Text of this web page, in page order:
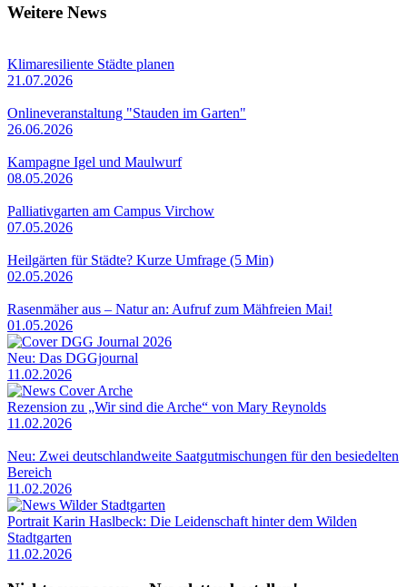
Weitere News
Klimaresiliente Städte planen
21.07.2026
Onlineveranstaltung "Stauden im Garten"
26.06.2026
Kampagne Igel und Maulwurf
08.05.2026
Palliativgarten am Campus Virchow
07.05.2026
Heilgärten für Städte? Kurze Umfrage (5 Min)
02.05.2026
Rasenmäher aus – Natur an: Aufruf zum Mähfreien Mai!
01.05.2026
Neu: Das DGGjournal
11.02.2026
Rezension zu „Wir sind die Arche“ von Mary Reynolds
11.02.2026
Neu: Zwei deutschlandweite Saatgutmischungen für den besiedelten
Bereich
11.02.2026
Portrait Karin Haslbeck: Die Leidenschaft hinter dem Wilden
Stadtgarten
11.02.2026